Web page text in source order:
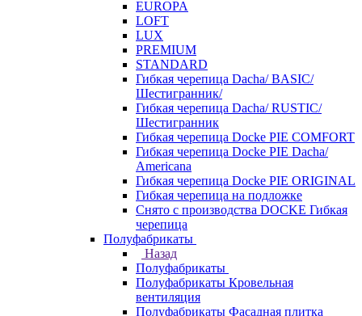
EUROPA
LOFT
LUX
PREMIUM
STANDARD
Гибкая черепица Dacha/ BASIC/
Шестигранник/
Гибкая черепица Dacha/ RUSTIC/
Шестигранник
Гибкая черепица Docke PIE COMFORT
Гибкая черепица Docke PIE Dacha/
Americana
Гибкая черепица Docke PIE ОRIGINАL
Гибкая черепица на подложке
Снято с производства DOCKE Гибкая
черепица
Полуфабрикаты
Назад
Полуфабрикаты
Полуфабрикаты Кровельная
вентиляция
Полуфабрикаты Фасадная плитка